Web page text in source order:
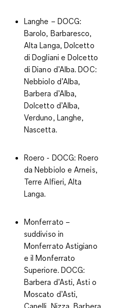
Langhe – DOCG:
Barolo, Barbaresco,
Alta Langa, Dolcetto
di Dogliani e Dolcetto
di Diano d’Alba.DOC:
Nebbiolo d’Alba,
Barbera d’Alba,
Dolcetto d’Alba,
Verduno, Langhe,
Nascetta.
Roero - DOCG: Roero
da Nebbiolo e Arneis,
Terre Alfieri, Alta
Langa.
Monferrato –
suddiviso in
Monferrato Astigiano
e il Monferrato
Superiore. DOCG:
Barbera d’Asti, Asti o
Moscato d’Asti,